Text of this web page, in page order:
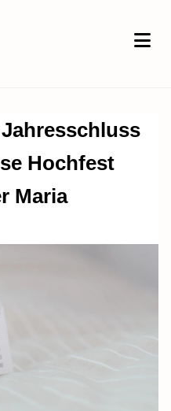
Hochfest
Maria